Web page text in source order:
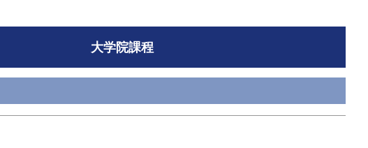
大学院課程